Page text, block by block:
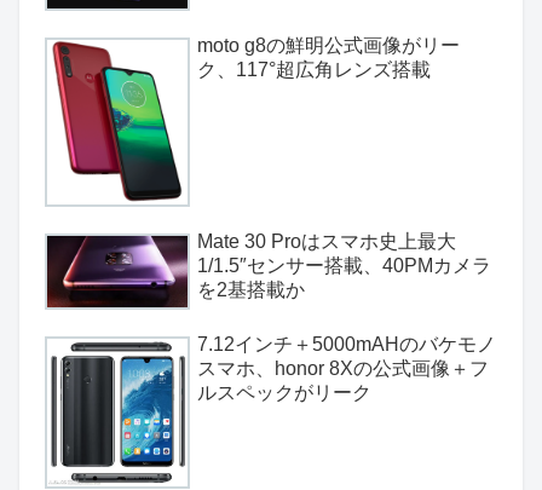
moto g8の鮮明公式画像がリー
ク、117°超広角レンズ搭載
Mate 30 Proはスマホ史上最大
1/1.5″センサー搭載、40PMカメラ
を2基搭載か
7.12インチ＋5000mAHのバケモノ
スマホ、honor 8Xの公式画像＋フ
ルスペックがリーク